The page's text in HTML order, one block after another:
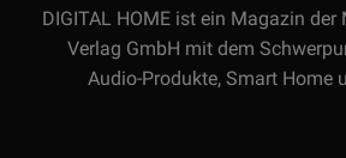
DIGITAL HOME ist ein Magazin der
Verlag GmbH mit dem
Audio-Produkte, Smart Home